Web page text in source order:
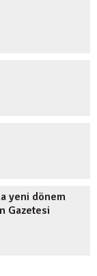
yeni dönem
Gazetesi